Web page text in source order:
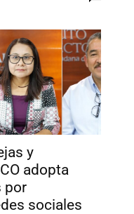
y
adopta
por
sociales